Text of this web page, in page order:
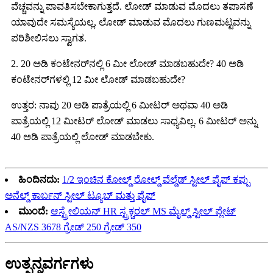
ವೆಚ್ಚವನ್ನು ಪಾವತಿಸಬೇಕಾಗುತ್ತದೆ. ಲೋಡ್ ಮಾಡುವ ಮೊದಲು ತಪಾಸಣೆ
ಯಾವುದೇ ಸಮಸ್ಯೆಯಲ್ಲ, ಲೋಡ್ ಮಾಡುವ ಮೊದಲು ಗುಣಮಟ್ಟವನ್ನು
ಪರಿಶೀಲಿಸಲು ಸ್ವಾಗತ.
2. 20 ಅಡಿ ಕಂಟೇನರ್‌ನಲ್ಲಿ 6 ಮೀ ಲೋಡ್ ಮಾಡಬಹುದೇ? 40 ಅಡಿ
ಕಂಟೇನರ್‌ಗಳಲ್ಲಿ 12 ಮೀ ಲೋಡ್ ಮಾಡಬಹುದೇ?
ಉತ್ತರ: ನಾವು 20 ಅಡಿ ಪಾತ್ರೆಯಲ್ಲಿ 6 ಮೀಟರ್ ಅಥವಾ 40 ಅಡಿ
ಪಾತ್ರೆಯಲ್ಲಿ 12 ಮೀಟರ್ ಲೋಡ್ ಮಾಡಲು ಸಾಧ್ಯವಿಲ್ಲ. 6 ಮೀಟರ್ ಅನ್ನು
40 ಅಡಿ ಪಾತ್ರೆಯಲ್ಲಿ ಲೋಡ್ ಮಾಡಬೇಕು.
ಹಿಂದಿನದು: 1/2 ಇಂಚಿನ ಕೋಲ್ಡ್ ರೋಲ್ಡ್ ವೆಲ್ಡೆಡ್ ಸ್ಟೀಲ್ ಪೈಪ್ ಕಪ್ಪು
ಅನೆಲ್ಡ್ ಕಾರ್ಬನ್ ಸ್ಟೀಲ್ ಟ್ಯೂಬ್ ಮತ್ತು ಪೈಪ್
ಮುಂದೆ: ಆಸ್ಟ್ರೇಲಿಯನ್ HR ಸ್ಟ್ರಕ್ಚರಲ್ MS ಮೈಲ್ಡ್ ಸ್ಟೀಲ್ ಪ್ಲೇಟ್
AS/NZS 3678 ಗ್ರೇಡ್ 250 ಗ್ರೇಡ್ 350
ಉತ್ಪನ್ನವರ್ಗಗಳು